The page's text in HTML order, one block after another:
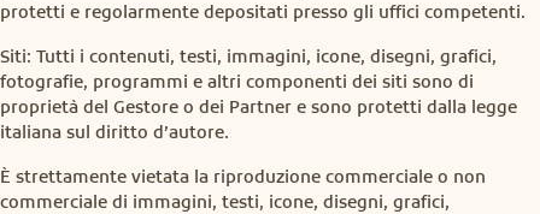
protetti e regolarmente depositati presso gli uffici competenti.
Siti: Tutti i contenuti, testi, immagini, icone, disegni, grafici,
fotografie, programmi e altri componenti dei siti sono di
proprietà del Gestore o dei Partner e sono protetti dalla legge
italiana sul diritto d’autore.
È strettamente vietata la riproduzione commerciale o non
commerciale di immagini, testi, icone, disegni, grafici,